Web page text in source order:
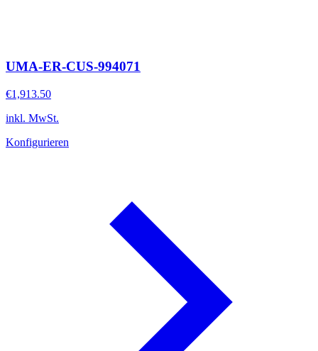
UMA-ER-CUS-994071
€1,913.50
inkl. MwSt.
Konfigurieren